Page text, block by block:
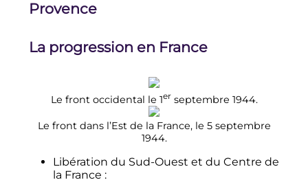
Provence
La progression en France
Le front occidental le 1erseptembre 1944.
Le front dans l’Est de la France, le 5 septembre
1944.
Libération du Sud-Ouest et du Centre de
la France :